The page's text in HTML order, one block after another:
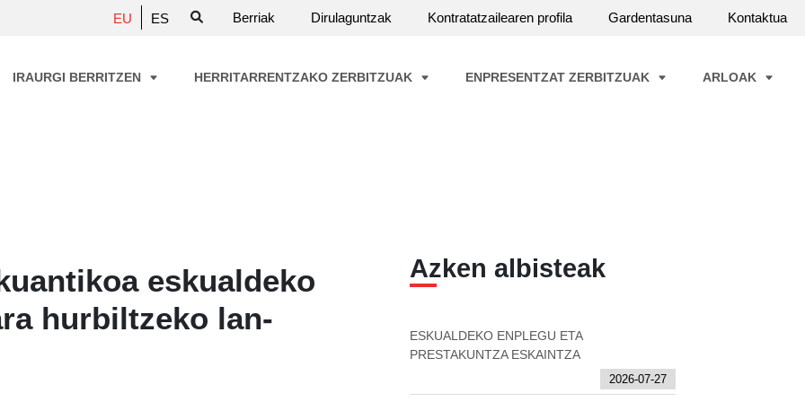
EU ES Berriak Dirulaguntzak Kontratatzailearen profila Gardentasuna Kontaktua
IRAURGI BERRITZEN HERRITARRENTZAKO ZERBITZUAK ENPRESENTZAT ZERBITZUAK ARLOAK
eskualdeko
hurbiltzeko lan-
Azken albisteak
ESKUALDEKO ENPLEGU ETA
PRESTAKUNTZA ESKAINTZA
2026-07-27